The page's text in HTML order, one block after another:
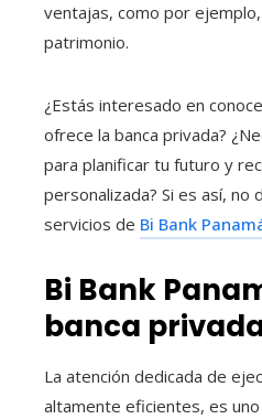
ventajas, como por
patrimonio.
¿Estás interesado en
ofrece la banca privada?
para planificar tu futuro y
personalizada? Si es así, no
servicios de Bi Bank
Bi Bank
banca
La atención dedicada de
altamente eficientes, es